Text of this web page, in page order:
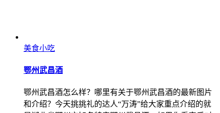
美食小吃
鄂州武昌酒
鄂州武昌酒怎么样？哪里有关于鄂州武昌酒的最新图片
和介绍？今天挑挑礼的达人“万涛”给大家重点介绍的就